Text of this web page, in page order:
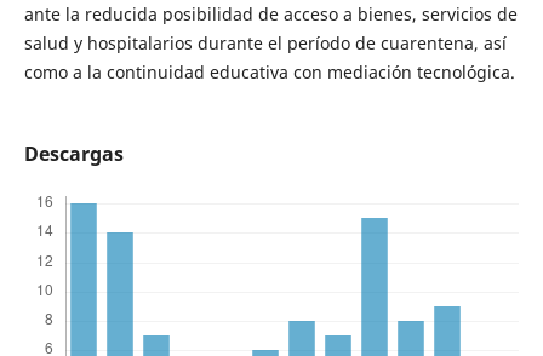
ante la reducida posibilidad de acceso a bienes, servicios de
salud y hospitalarios durante el período de cuarentena, así
como a la continuidad educativa con mediación tecnológica.
Descargas